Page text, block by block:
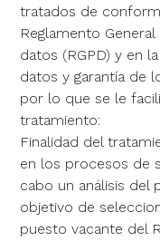
tratados de
Reglamento
datos (RGPD) y en
datos y garantía de
por lo que se le
tratamiento:
Finalidad del
en los procesos de
cabo un análisis del
objetivo de
puesto vacante del